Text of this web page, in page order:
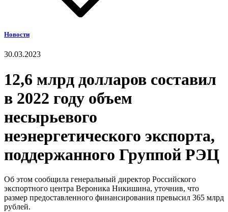
Новости
30.03.2023
12,6 млрд долларов составил
в 2022 году объем
несырьевого
неэнергетического экспорта,
поддержанного Группой РЭЦ
Об этом сообщила генеральный директор Российского
экспортного центра Вероника Никишина, уточнив, что
размер предоставленного финансирования превысил 365 млрд
рублей.